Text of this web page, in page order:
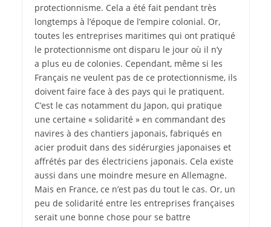
protectionnisme. Cela a été fait pendant très
longtemps à l’époque de l’empire colonial. Or,
toutes les entreprises maritimes qui ont pratiqué
le protectionnisme ont disparu le jour où il n’y
a plus eu de colonies. Cependant, même si les
Français ne veulent pas de ce protectionnisme, ils
doivent faire face à des pays qui le pratiquent.
C’est le cas notamment du Japon, qui pratique
une certaine « solidarité » en commandant des
navires à des chantiers japonais, fabriqués en
acier produit dans des sidérurgies japonaises et
affrétés par des électriciens japonais. Cela existe
aussi dans une moindre mesure en Allemagne.
Mais en France, ce n’est pas du tout le cas. Or, un
peu de solidarité entre les entreprises françaises
serait une bonne chose pour se battre